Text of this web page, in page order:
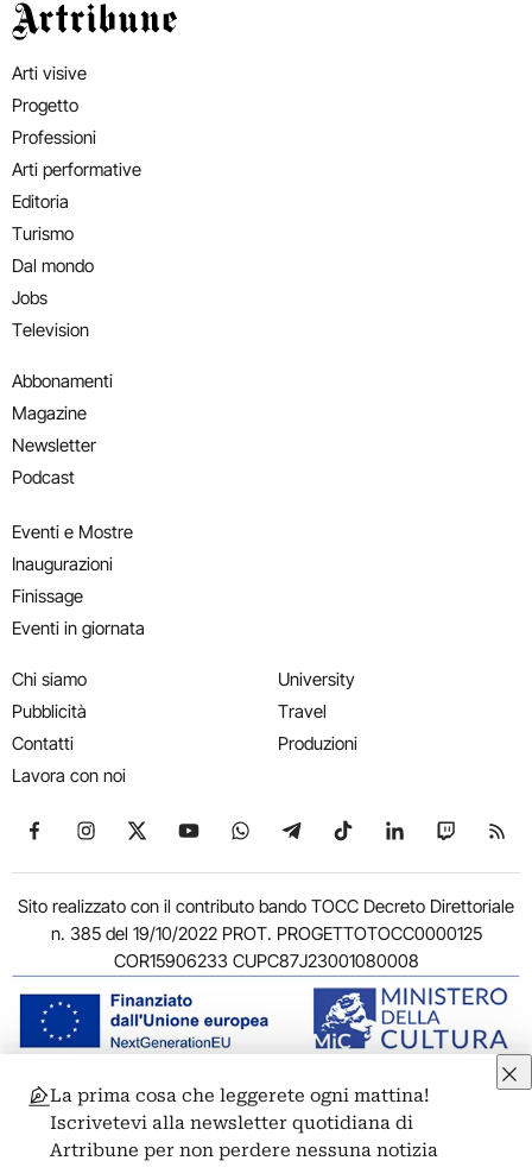
Artribune
Arti visive
Progetto
Professioni
Arti performative
Editoria
Turismo
Dal mondo
Jobs
Television
Abbonamenti
Magazine
Newsletter
Podcast
Eventi e Mostre
Inaugurazioni
Finissage
Eventi in giornata
Chi siamo
Pubblicità
Contatti
Lavora con noi
University
Travel
Produzioni
Seguici su Facebook
Seguici su Instagram
Seguici su X
Seguici su YouTube
Seguici su WhatsApp
Seguici su Telegram
Seguici su TikTok
Seguici su
Seguici
Sito realizzato con il contributo bando TOCC Decreto Direttoriale
n. 385 del 19/10/2022 PROT. PROGETTOTOCC0000125
COR15906233 CUPC87J23001080008
© 2011-2026 ARTRIBUNE srl – Corso Vittorio Emanuele II, 287 –
00186 Roma - P.I. 11381581005
Privacy: Responsabile della protezione dei dati personali
La prima cosa che leggerete ogni mattina!
Iscrivetevi alla newsletter quotidiana di
Artribune per non perdere nessuna notizia